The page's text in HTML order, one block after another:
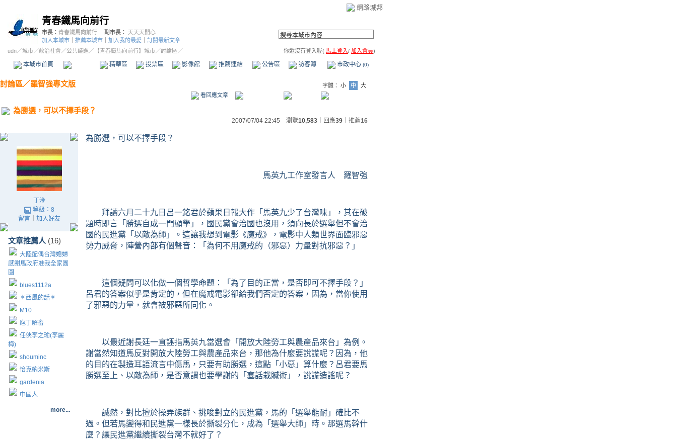
網路城邦
青春鐵馬向前行
市長： 青春鐵馬向前行 副市長： 天天天開心
加入本城市
推薦本城市 加入我的最愛
訂閱最新文章
udn／城市／政治社會 ／公共議題 ／ 【青春鐵馬向前行】城市／討論區／ 你還沒有登入喔( 馬上登入/ 加入會員)
本城市首頁 精華區 投票區 影像館 推薦連結 公告區 訪客簿 市政中心 (0)
討論區／羅智強專文版 字體： 小 中
大
看回應文章
為勝選，可以不擇手段？
2007/07/04 22:45 瀏覽10,583 ｜回應39 推薦16
丁泠
等級：8
留言｜ 加入好友
文章推薦人 (16)
大陸配偶台灣媳婦
感謝馬政府准我全家團
圓
blues1112a
＊西風的話＊
M10
庖丁解畜
任俠李之瑜(李麗
梅)
shouminc
怡克納米斯
gardenia
中國人
more...
為勝選，可以不擇手段？
馬英九工作室發言人 羅智強
拜讀六月二十九日 呂一銘君於蘋果日報大作「馬英九少了台灣味」，其在破
題時即言「勝選自成一門顯學」，國民黨會治國也沒用，須向長於選舉但不會治
國的民進黨「以敵為師」。這讓我想到電影《魔戒》，電影中人類世界面臨邪惡
勢力威脅，陣營內部有個聲音：「為何不用魔戒的（邪惡）力量對抗邪惡？」
這個疑問可以化做一個哲學命題：「為了目的正當，是否即可不擇手段？」
呂君的答案似乎是肯定的，但在魔戒電影卻給我們否定的答案，因為，當你使用
了邪惡的力量，就會被邪惡所同化。
以最近謝長廷一直誣指馬英九當選會「開放大陸勞工與農產品來台」為例。
謝當然知道馬反對開放大陸勞工與農產品來台，那他為什麼要說謊呢？因為，他
的目的在製造耳語流言中傷馬，只要有助勝選，這點「小惡」算什麼？呂君要馬
勝選至上、以敵為師，是否意謂也要學謝的「塞話栽贓術」，說謊造謠呢？
誠然，對比擅於操弄族群、挑唆對立的民進黨，馬的「選舉能耐」確比不
過。但若馬變得和民進黨一樣長於撕裂分化，成為「選舉大師」時。那選馬幹什
麼？讓民進黨繼續撕裂台灣不就好了？